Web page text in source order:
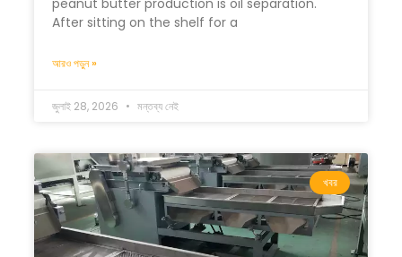
peanut butter production is oil separation.
After sitting on the shelf for a
আরও পড়ুন »
জুলাই 28, 2026 মন্তব্য নেই
খবর